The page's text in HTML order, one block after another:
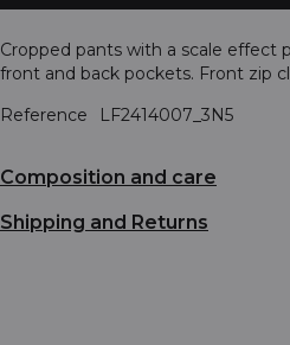
Cropped pants with a scale effect
front and back pockets. Front zip
Reference
LF2414007_3N5
Composition and care
Shipping and Returns